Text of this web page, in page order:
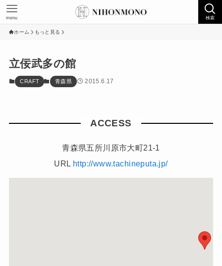
検索
menu
ホーム もっと見る
立佞武多の館
CRAFT 青森県 2015.6.17
ACCESS
青森県五所川原市大町21-1
URL http://www.tachineputa.jp/